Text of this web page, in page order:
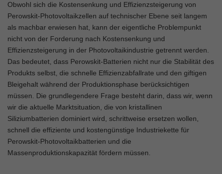
Obwohl sich die Kostensenkung und Effizienzsteigerung von
Perowskit-Photovoltaikzellen auf technischer Ebene seit langem
als machbar erwiesen hat, kann der eigentliche Problempunkt
nicht von der Forderung nach Kostensenkung und
Effizienzsteigerung in der Photovoltaikindustrie getrennt werden.
Das bedeutet, dass Perowskit-Batterien nicht nur die Stabilität des
Produkts selbst, die schnelle Effizienzabfallrate und den giftigen
Bleigehalt während der Produktionsphase berücksichtigen
müssen. Die grundlegendere Frage besteht darin, dass wir, wenn
wir die aktuelle Marktsituation, die von kristallinen
Siliziumbatterien dominiert wird, schrittweise ersetzen wollen,
schnell die effiziente und kostengünstige Industriekette für
Perowskit-Photovoltaikbatterien und die
Massenproduktionskapazität fördern müssen.